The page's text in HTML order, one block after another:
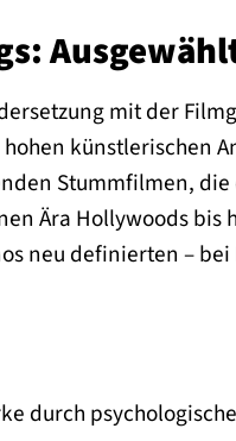
mit der
künstlerischen
Stummfilmen,
Ära Hollywoods bis
neu definierten – bei
durch